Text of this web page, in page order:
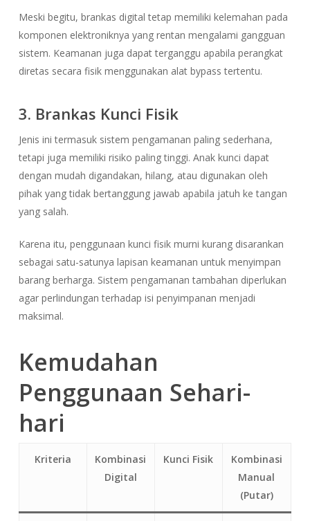
Meski begitu, brankas digital tetap memiliki kelemahan pada
komponen elektroniknya yang rentan mengalami gangguan
sistem. Keamanan juga dapat terganggu apabila perangkat
diretas secara fisik menggunakan alat bypass tertentu.
3. Brankas Kunci Fisik
Jenis ini termasuk sistem pengamanan paling sederhana,
tetapi juga memiliki risiko paling tinggi. Anak kunci dapat
dengan mudah digandakan, hilang, atau digunakan oleh
pihak yang tidak bertanggung jawab apabila jatuh ke tangan
yang salah.
Karena itu, penggunaan kunci fisik murni kurang disarankan
sebagai satu-satunya lapisan keamanan untuk menyimpan
barang berharga. Sistem pengamanan tambahan diperlukan
agar perlindungan terhadap isi penyimpanan menjadi
maksimal.
Kemudahan
Penggunaan Sehari-
hari
Kriteria
Kombinasi
Digital
Kunci Fisik
Kombinasi
Manual
(Putar)